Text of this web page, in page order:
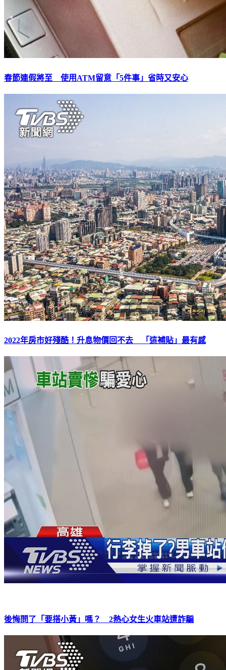
春節連假將至 使用ATM留意「5件事」省時又安心
2022年房市好殘酷！升息物價回不去 「這補貼」最有感
後悔問了「要搭小黃」嗎？ 2熱心女生火車站遭詐騙